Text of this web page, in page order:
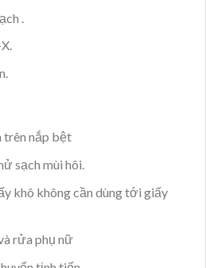
.
trên nắp bệt
sạch mùi hôi.
khô không cần dùng tới giấy
rửa phụ nữ